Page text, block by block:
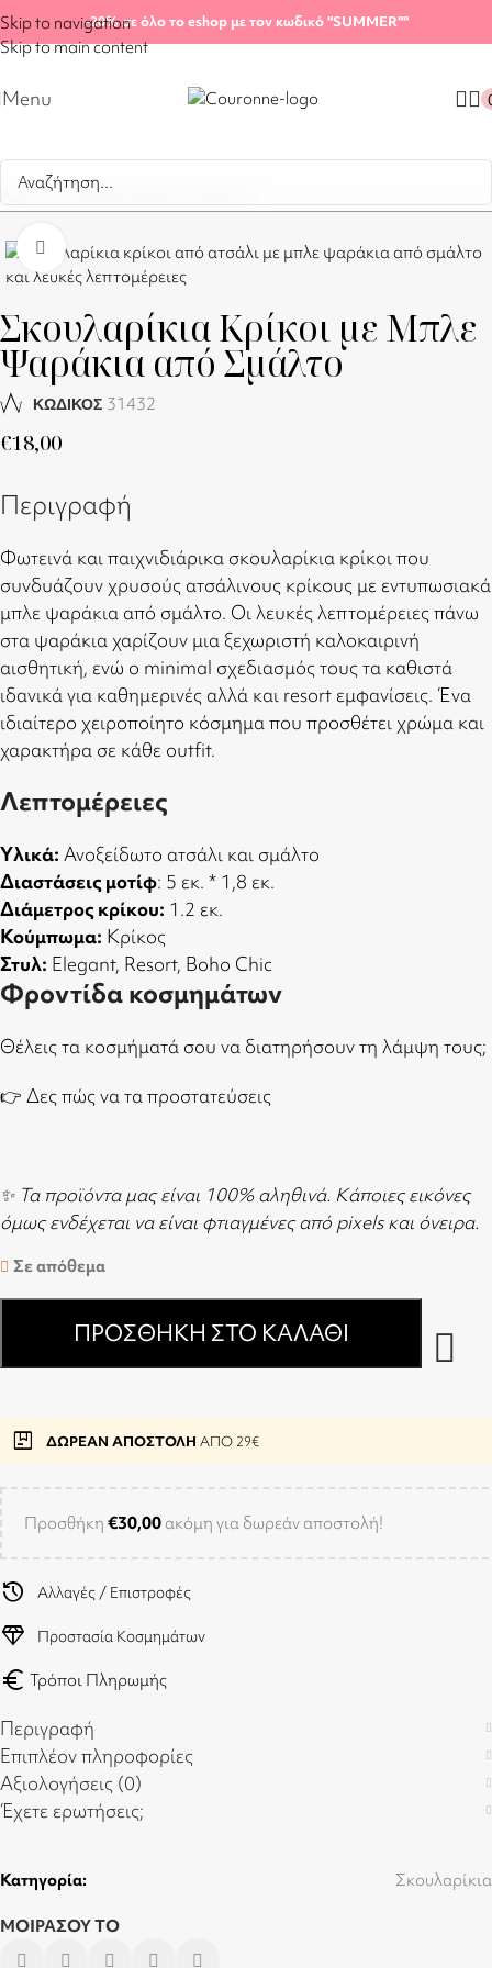
Skip to navigation
Skip to main content
-20%σε όλο το eshop με τον κωδικό "SUMMER""
Menu
Αρχική σελίδα
Click to enlarge
Σκουλαρίκια Κρίκοι με Μπλε
Ψαράκια από Σμάλτο
ΚΩΔΙΚΟΣ 31432
€18,00
Περιγραφή
Φωτεινά και παιχνιδιάρικα σκουλαρίκια κρίκοι που
συνδυάζουν χρυσούς ατσάλινους κρίκους με εντυπωσιακά
μπλε ψαράκια από σμάλτο. Οι λευκές λεπτομέρειες πάνω
στα ψαράκια χαρίζουν μια ξεχωριστή καλοκαιρινή
αισθητική, ενώ ο minimal σχεδιασμός τους τα καθιστά
ιδανικά για καθημερινές αλλά και resort εμφανίσεις. Ένα
ιδιαίτερο χειροποίητο κόσμημα που προσθέτει χρώμα και
χαρακτήρα σε κάθε outfit.
Λεπτομέρειες
Υλικά: Ανοξείδωτο ατσάλι και σμάλτο
Διαστάσεις μοτίφ: 5 εκ. * 1,8 εκ.
Διάμετρος κρίκου: 1.2 εκ.
Κούμπωμα: Κρίκος
Στυλ: Elegant, Resort, Boho Chic
Φροντίδα κοσμημάτων
Θέλεις τα κοσμήματά σου να διατηρήσουν τη λάμψη τους;
👉 Δες πώς να τα προστατεύσεις
✨ Τα προϊόντα μας είναι 100% αληθινά. Κάποιες εικόνες
όμως ενδέχεται να είναι φτιαγμένες από pixels και όνειρα.
Σε απόθεμα
ΠΡΟΣΘΉΚΗ ΣΤΟ ΚΑΛΆΘΙ
package ΔΩΡΕΑΝ ΑΠΟΣΤΟΛΗ ΑΠΟ 29€
Προσθήκη €30,00 ακόμη για δωρεάν αποστολή!
history Αλλαγές / Επιστροφές
diamond Προστασία Κοσμημάτων
euro Τρόποι Πληρωμής
Περιγραφή
Επιπλέον πληροφορίες
Αξιολογήσεις (0)
Έχετε ερωτήσεις;
Κατηγορία: Σκουλαρίκια
ΜΟΙΡΑΣΟΥ ΤΟ